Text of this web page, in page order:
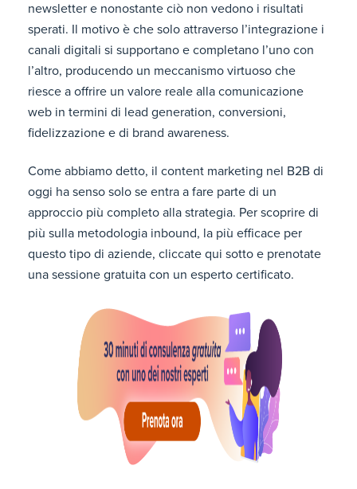
newsletter e nonostante ciò non vedono i risultati
sperati. Il motivo è che solo attraverso l’integrazione i
canali digitali si supportano e completano l’uno con
l’altro, producendo un meccanismo virtuoso che
riesce a offrire un valore reale alla comunicazione
web in termini di lead generation, conversioni,
fidelizzazione e di brand awareness.
Come abbiamo detto, il content marketing nel B2B di
oggi ha senso solo se entra a fare parte di un
approccio più completo alla strategia. Per scoprire di
più sulla metodologia inbound, la più efficace per
questo tipo di aziende, cliccate qui sotto e prenotate
una sessione gratuita con un esperto certificato.